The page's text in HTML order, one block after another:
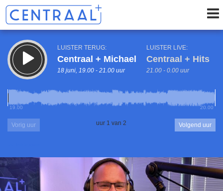
LUISTER TERUG:
Centraal + Michael
18 juni, 19.00 - 21.00 uur
LUISTER LIVE:
Centraal + Hits
21.00 - 0.00 uur
19.00 20.00
Vorig uur uur 1 van 2 Volgend uur